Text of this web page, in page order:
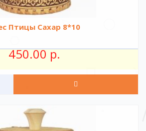
Птицы Сахар 8*10
450.00 р.